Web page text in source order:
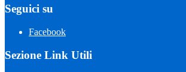
Seguici su
Facebook
Sezione Link Utili